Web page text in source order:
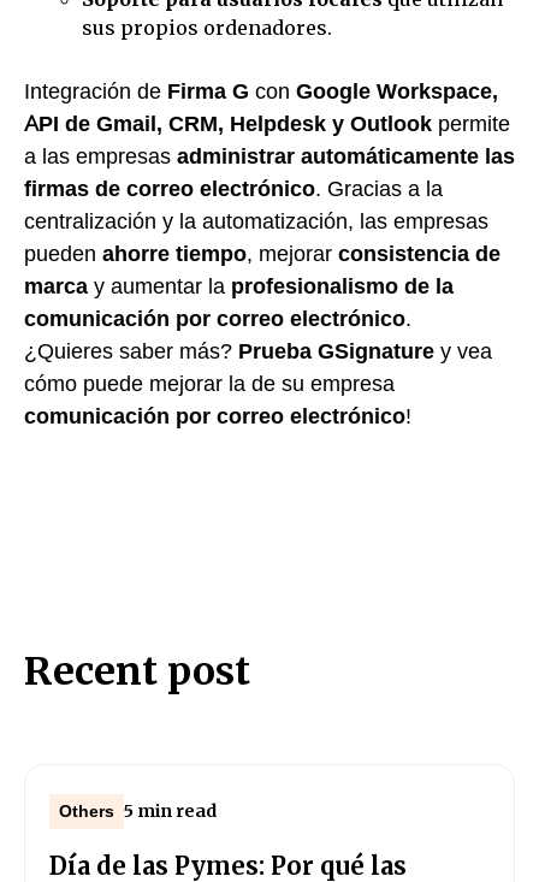
sus propios ordenadores.
Integración de Firma G con Google Workspace,
API de Gmail, CRM, Helpdesk y Outlook permite
a las empresas administrar automáticamente las
firmas de correo electrónico. Gracias a la
centralización y la automatización, las empresas
pueden ahorre tiempo, mejorar consistencia de
marca y aumentar la profesionalismo de la
comunicación por correo electrónico.
¿Quieres saber más? Prueba GSignature y vea
cómo puede mejorar la de su empresa
comunicación por correo electrónico!
Recent post
Others 5 min read
Día de las Pymes: Por qué las